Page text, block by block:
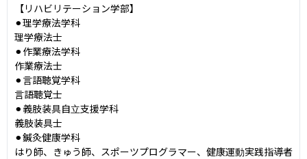
【リハビリテーション学部】
⚫︎理学療法学科
理学療法士
⚫︎作業療法学科
作業療法士
⚫︎言語聴覚学科
言語聴覚士
⚫︎義肢装具自立支援学科
義肢装具士
⚫︎鍼灸健康学科
はり師、きゅう師、スポーツプログラマー、健康運動実践指導者